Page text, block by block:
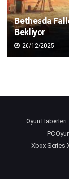
Bethesda
Bekliyor
26/12/2025
Oyun Haberleri
PC
Xbox Series